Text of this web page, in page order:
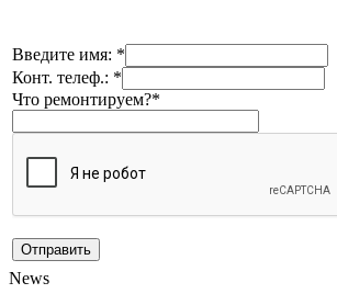
Введите имя: *
Конт. телеф.: *
Что ремонтируем?*
News